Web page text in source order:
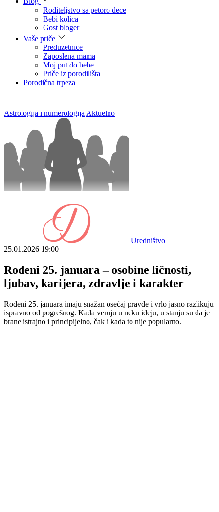
Roditeljstvo sa petoro dece
Bebi kolica
Gost bloger
Vaše priče
Preduzetnice
Zaposlena mama
Moj put do bebe
Priče iz porodilišta
Porodična trpeza
Astrologija i numerologija Aktuelno
Uredništvo
25.01.2026 19:00
Rođeni 25. januara – osobine ličnosti,
ljubav, karijera, zdravlje i karakter
Rođeni 25. januara imaju snažan osećaj pravde i vrlo jasno razlikuju
ispravno od pogrešnog. Kada veruju u neku ideju, u stanju su da je
brane istrajno i principijelno, čak i kada to nije popularno.